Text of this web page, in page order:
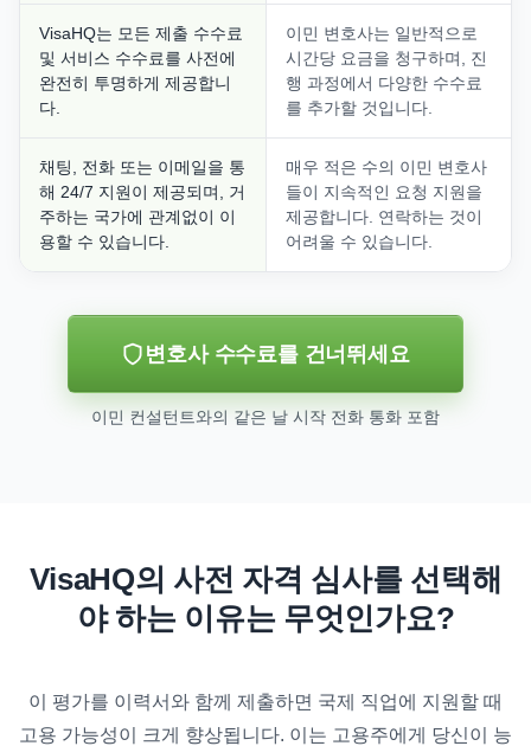
VisaHQ는 모든 제출 수수료
및 서비스 수수료를 사전에
완전히 투명하게 제공합니
다.
이민 변호사는 일반적으로
시간당 요금을 청구하며, 진
행 과정에서 다양한 수수료
를 추가할 것입니다.
채팅, 전화 또는 이메일을 통
해 24/7 지원이 제공되며, 거
주하는 국가에 관계없이 이
용할 수 있습니다.
매우 적은 수의 이민 변호사
들이 지속적인 요청 지원을
제공합니다. 연락하는 것이
어려울 수 있습니다.
변호사 수수료를 건너뛰세요
이민 컨설턴트와의 같은 날 시작 전화 통화 포함
VisaHQ의 사전 자격 심사를 선택해
야 하는 이유는 무엇인가요?
이 평가를 이력서와 함께 제출하면 국제 직업에 지원할 때
고용 가능성이 크게 향상됩니다. 이는 고용주에게 당신이 능